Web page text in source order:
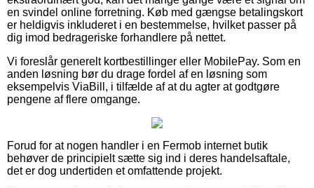
en svindel online forretning. Køb med gængse betalingskort
er heldigvis inkluderet i en bestemmelse, hvilket passer på
dig imod bedrageriske forhandlere på nettet.
Vi foreslår generelt kortbestillinger eller MobilePay. Som en
anden løsning bør du drage fordel af en løsning som
eksempelvis ViaBill, i tilfælde af at du agter at godtgøre
pengene af flere omgange.
Forud for at nogen handler i en Fermob internet butik
behøver de principielt sætte sig ind i deres handelsaftale,
det er dog undertiden et omfattende projekt.